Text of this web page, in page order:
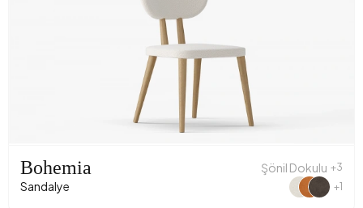
Bohemia
Sandalye
Şönil Dokulu +3
+1